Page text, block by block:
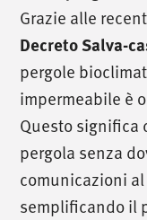
Grazie alle
Decreto Salva-
pergole
impermeabile è
Questo significa
pergola senza
comunicazioni
semplificando il